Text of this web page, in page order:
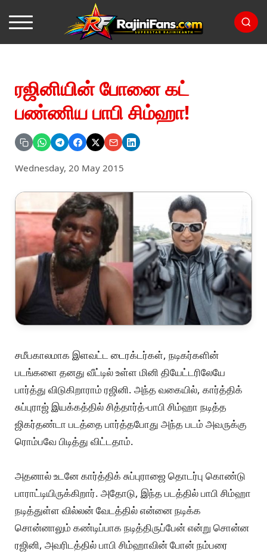
ரஜினியின் போனை கட்
பண்ணிய பாபி சிம்ஹா!
Wednesday, 20 May 2015
சமீபகாலமாக இளவட்ட டைரக்டர்கள், நடிகர்களின்
படங்களை தனது வீட்டில் உள்ள மினி தியேட்டரிலேயே
பார்த்து விடுகிறாராம் ரஜினி. அந்த வகையில், கார்த்திக்
சுப்புராஜ் இயக்கத்தில் சித்தார்த்-பாபி சிம்ஹா நடித்த
ஜிகர்தண்டா படத்தை பார்த்தபோது அந்த படம் அவருக்கு
ரொம்பவே பிடித்து விட்டதாம்.
அதனால் உடனே கார்த்திக் சுப்புராஜை தொடர்பு கொண்டு
பாராட்டியிருக்கிறார். அதோடு, இந்த படத்தில் பாபி சிம்ஹா
நடித்துள்ள வில்லன் வேடத்தில் என்னை நடிக்க
சொன்னாலும் கண்டிப்பாக நடித்திருப்பேன் என்று சொன்ன
ரஜினி, அவரிடத்தில் பாபி சிம்ஹாவின் போன் நம்பரை